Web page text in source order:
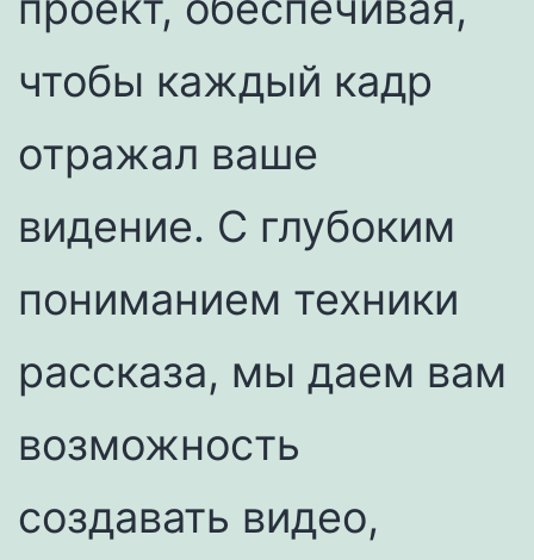
чтобы каждый кадр
отражал ваше
видение. С глубоким
пониманием техники
рассказа, мы даем вам
возможность
создавать видео,